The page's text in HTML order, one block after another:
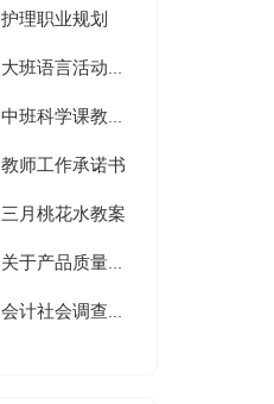
护理职业规划
大班语言活动教案及教学反思《美丽的春姑娘》
中班科学课教案昆虫的家
教师工作承诺书
三月桃花水教案
关于产品质量承诺书模板锦集5篇
会计社会调查报告15篇